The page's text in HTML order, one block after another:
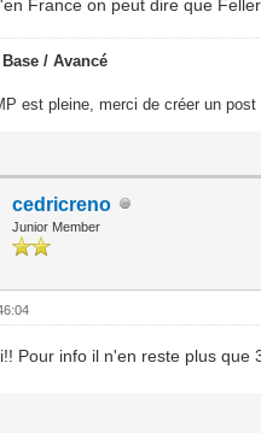
France on peut dire que
/ Avancé
est pleine, merci de créer un
cedricreno
Junior Member
Pour info il n'en reste plus que